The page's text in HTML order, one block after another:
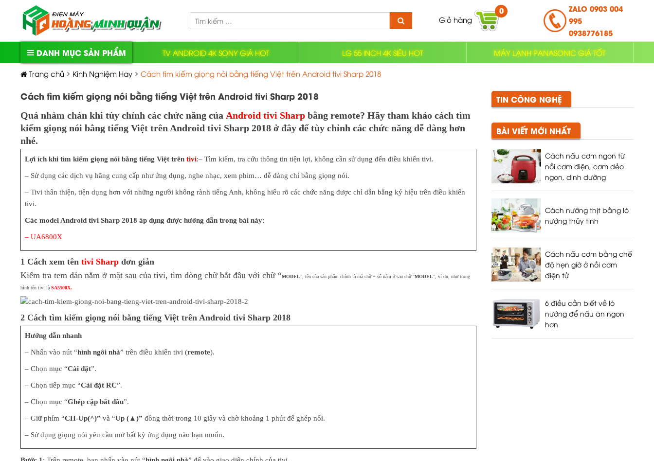
content
Giỏ hàng
0
ZALO 0903 004
995
0938776185
DANH MỤC SẢN PHẨM
Tivi,Loa, Âm thanh
Tủ lạnh,Tủ đông, Tủ rượu
Máy giặt,Sấy quần áo
Máy Lạnh
Điện thoại,Laptop,Tablet
Phụ Kiện
Đồ Dùng Gia Đình
TV ANDROID 4K SONY GIÁ HOT LG 55 INCH 4K SIÊU HOT MÁY LẠNH PANASONIC GIÁ TỐT
Trang chủ Kinh Nghiệm Hay Cách tìm kiếm giọng nói bằng tiếng Việt trên Android tivi Sharp 2018
Cách tìm kiếm giọng nói bằng tiếng Việt trên Android tivi Sharp 2018
Quá nhàm chán khi tùy chỉnh các chức năng của Android tivi Sharp bằng remote? Hãy tham khảo cách tìm
kiếm giọng nói bằng tiếng Việt trên Android tivi Sharp 2018 ở đây để tùy chỉnh các chức năng dễ dàng hơn
nhé.
Lợi ích khi tìm kiếm giọng nói bằng tiếng Việt trên tivi:– Tìm kiếm, tra cứu thông tin tiện lợi, không cần sử dụng đến điều khiển tivi.
– Sử dụng các dịch vụ hãng cung cấp như ứng dụng, nghe nhạc, xem phim… dễ dàng chỉ bằng giọng nói.
– Tivi thân thiện, tiện dụng hơn với những người không rành tiếng Anh, không hiểu rõ các chức năng được chỉ dẫn bằng ký hiệu trên điều khiển
tivi.
Các model Android tivi Sharp 2018 áp dụng được hướng dẫn trong bài này:
– UA6800X
1 Cách xem tên tivi Sharp đơn giản
Kiểm tra tem dán nằm ở mặt sau của tivi, tìm dòng chữ bắt đầu với chữ “MODEL”, tên của sản phẩm chính là mã chữ + số nằm ở sau chữ “MODEL”, ví dụ, như trong
hình tên tivi là SA5500X.
2 Cách tìm kiếm giọng nói bằng tiếng Việt trên Android tivi Sharp 2018
Hướng dẫn nhanh
– Nhấn vào nút “hình ngôi nhà” trên điều khiển tivi (remote).
– Chọn mục “Cài đặt”.
– Chọn tiếp mục “Cài đặt RC”.
– Chọn mục “Ghép cặp bắt đầu”.
– Giữ phím “CH-Up(^)” và “Up (▲)” đồng thời trong 10 giây và chờ khoảng 1 phút để ghép nối.
– Sử dụng giọng nói yêu cầu mở bất kỳ ứng dụng nào bạn muốn.
TIN CÔNG NGHỆ
BÀI VIẾT MỚI NHẤT
Cách nấu cơm ngon từ
nồi cơm điện, cơm dẻo
ngon, dinh dưỡng
Cách nướng thịt bằng lò
nướng thủy tinh
Cách nấu cơm bằng chế
độ hẹn giờ ở nồi cơm
điện tử
6 điều cần biết về lò
nướng để nấu ăn ngon
hơn